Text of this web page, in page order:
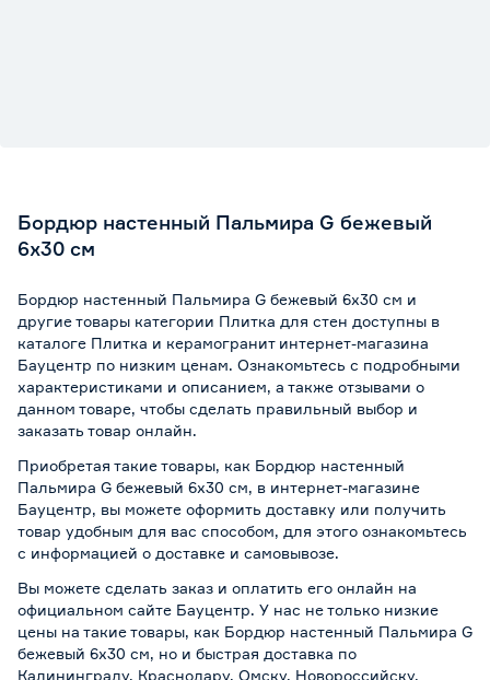
Бордюр настенный Пальмира G бежевый
6х30 см
Бордюр настенный Пальмира G бежевый 6х30 см и
другие товары категории Плитка для стен доступны в
каталоге Плитка и керамогранит интернет-магазина
Бауцентр по низким ценам. Ознакомьтесь с подробными
характеристиками и описанием, а также отзывами о
данном товаре, чтобы сделать правильный выбор и
заказать товар онлайн.
Приобретая такие товары, как Бордюр настенный
Пальмира G бежевый 6х30 см, в интернет-магазине
Бауцентр, вы можете оформить доставку или получить
товар удобным для вас способом, для этого ознакомьтесь
с информацией о доставке и самовывозе.
Вы можете сделать заказ и оплатить его онлайн на
официальном сайте Бауцентр. У нас не только низкие
цены на такие товары, как Бордюр настенный Пальмира G
бежевый 6х30 см, но и быстрая доставка по
Калининграду, Краснодару, Омску, Новороссийску,